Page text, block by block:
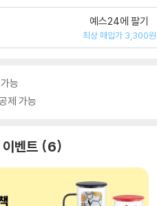
예스24에 팔기
최상 매입가 3,300원
능
제 가능
벤트 6